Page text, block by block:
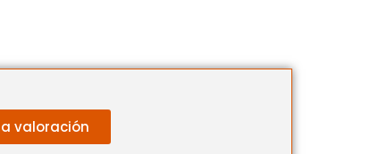
valoración